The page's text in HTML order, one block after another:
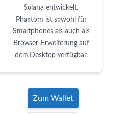
Solana entwickelt.
Phantom ist sowohl für
Smartphones als auch als
Browser-Erweiterung auf
dem Desktop verfügbar.
Zum Wallet